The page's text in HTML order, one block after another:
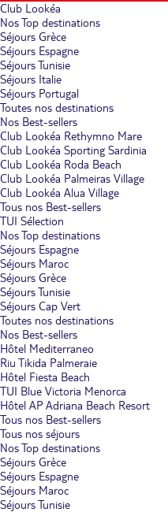
Club Lookéa
Nos Top destinations
Séjours Grèce
Séjours Espagne
Séjours Tunisie
Séjours Italie
Séjours Portugal
Toutes nos destinations
Nos Best-sellers
Club Lookéa Rethymno Mare
Club Lookéa Sporting Sardinia
Club Lookéa Roda Beach
Club Lookéa Palmeiras Village
Club Lookéa Alua Village
Tous nos Best-sellers
TUI Sélection
Nos Top destinations
Séjours Espagne
Séjours Maroc
Séjours Grèce
Séjours Tunisie
Séjours Cap Vert
Toutes nos destinations
Nos Best-sellers
Hôtel Mediterraneo
Riu Tikida Palmeraie
Hôtel Fiesta Beach
TUI Blue Victoria Menorca
Hôtel AP Adriana Beach Resort
Tous nos Best-sellers
Tous nos séjours
Nos Top destinations
Séjours Grèce
Séjours Espagne
Séjours Maroc
Séjours Tunisie